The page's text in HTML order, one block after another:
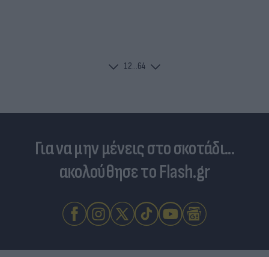
12...64
Για να μην μένεις στο σκοτάδι...
ακολούθησε το Flash.gr